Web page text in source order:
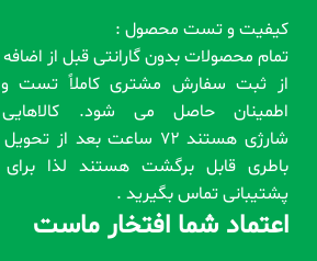
کیفیت و تست محصول :
تمام محصولات بدون گارانتی قبل از
از ثبت سفارش مشتری کاملاً تست
اطمینان حاصل می شود.
شارژی هستند 72 ساعت بعد
باطری قابل برگشت هستند لذا
پشتیبانی تماس بگیرید .
اعتماد شما افتخار ماست